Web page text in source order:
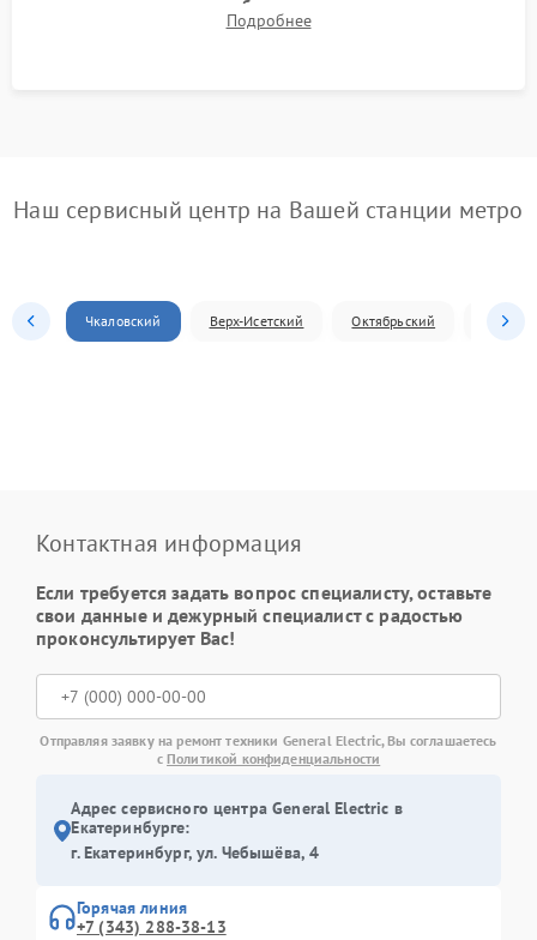
компрессора, отсутствия обмерзания стенок и корректного
срабатывания системы автоматической оттайки.
Подробнее
Наш сервисный центр на Вашей станции метро
Чкаловский Верх-Исетский Октябрьский
Контактная информация
Если требуется задать вопрос специалисту, оставьте
свои данные и дежурный специалист с радостью
проконсультирует Вас!
Отправляя заявку на ремонт техники General Electric, Вы соглашаетесь
сПолитикой конфиденциальности
Адрес сервисного центра General Electric в
Екатеринбурге:
г. Екатеринбург, ул. Чебышёва, 4
Горячая линия
+7 (343) 288-38-13